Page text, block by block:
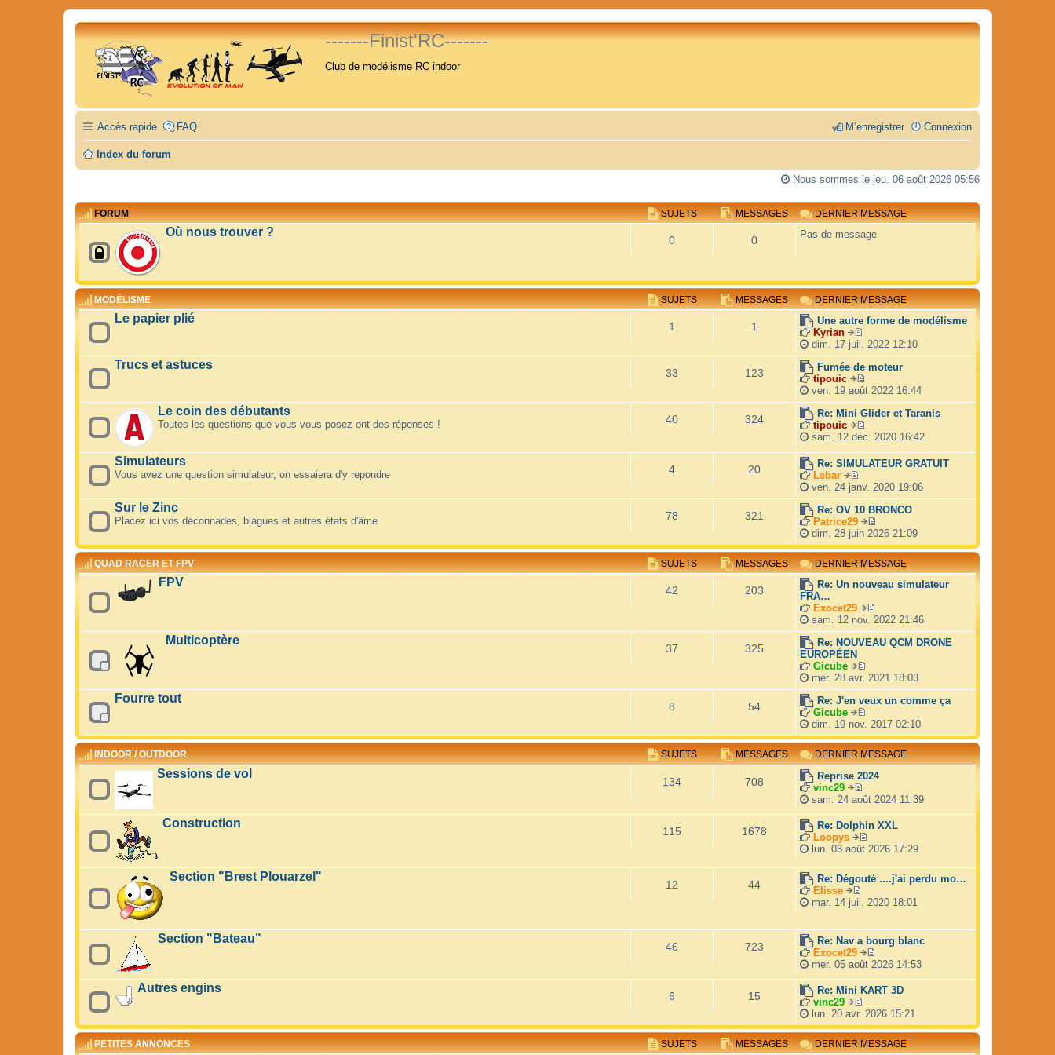
-------Finist'RC-------
Club de modélisme RC indoor
Accès rapide FAQ Connexion
M’enregistrer
Index du forum
Nous sommes le jeu. 06 août 2026 05:56
FORUM SUJETS MESSAGES DERNIER MESSAGE
Où nous trouver ?
0 0 Pas de message
MODÉLISME SUJETS MESSAGES DERNIER MESSAGE
Le papier plié
1 1
Une autre forme de modélisme
Kyrian
V
o
i
r
l
e
d
e
r
i
r
e
s
s
a
g
e
dim. 17 juil. 2022 12:10
Trucs et astuces
33 123
Fumée de moteur
tipouic
V
o
i
l
e
r
n
i
e
e
s
s
a
e
ven. 19 août 2022 16:44
Le coin des débutants
Toutes les questions que vous vous posez ont des réponses ! 40 324
Re: Mini Glider et Taranis
tipouic
V
r
e
d
e
n
i
e
r
m
s
s
a
g
sam. 12 déc. 2020 16:42
Simulateurs
Vous avez une question simulateur, on essaiera d'y repondre 4 20
Re: SIMULATEUR GRATUIT
Lebar
V
o
i
l
e
d
e
n
e
r
m
e
s
s
a
g
e
ven. 24 janv. 2020 19:06
Sur le Zinc
Placez ici vos déconnades, blagues et autres états d'âme 78 321
Re: OV 10 BRONCO
Patrice29
V
o
i
r
e
e
r
n
i
r
m
e
s
s
a
g
e
dim. 28 juin 2026 21:09
QUAD RACER ET FPV SUJETS MESSAGES DERNIER MESSAGE
FPV
42 203
Re: Un nouveau simulateur
FRA…
Exocet29
V
o
i
e
d
e
n
i
e
r
m
e
s
s
a
g
sam. 12 nov. 2022 21:46
Multicoptère
37 325
Re: NOUVEAU QCM DRONE
EUROPÉEN
Gicube
V
o
i
e
d
e
r
n
i
e
r
m
e
s
a
e
mer. 28 avr. 2021 18:03
Fourre tout
8 54
Re: J'en veux un comme ça
Gicube
V
o
i
r
l
e
d
e
r
n
i
e
m
s
g
e
dim. 19 nov. 2017 02:10
INDOOR / OUTDOOR SUJETS MESSAGES DERNIER MESSAGE
Sessions de vol
134 708
Reprise 2024
vinc29
V
r
l
e
d
e
n
r
m
e
s
a
g
e
sam. 24 août 2024 11:39
Construction
115 1678
Re: Dolphin XXL
Loopys
V
i
r
e
e
r
n
i
r
e
s
s
a
lun. 03 août 2026 17:29
Section "Brest Plouarzel"
12 44
Re: Dégouté ....j'ai perdu mo…
Elisse
l
e
d
e
r
n
i
e
r
mar. 14 juil. 2020 18:01
Section "Bateau"
46 723
Re: Nav a bourg blanc
Exocet29
V
i
r
l
e
d
e
mer. 05 août 2026 14:53
Autres engins
6 15
Re: Mini KART 3D
vinc29
V
o
i
r
lun. 20 avr. 2026 15:21
PETITES ANNONCES SUJETS MESSAGES DERNIER MESSAGE